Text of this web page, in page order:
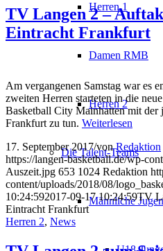
Herren 1
Damen RMB
Herren 2
Die Talent-Teams
Männliche
TV Langen 2 –
Eintracht Frankfurt
Am vergangenen Samstag war es
zweiten Herren starteten in die
Basketball City Mainhatten mit der
Frankfurt zu tun. Weiterlesen
17. September 2017/vonRedaktion
https://langen-basketball.de/wp-
Auszeit.jpg 653 1024 Redaktion
content/uploads/2018/08/
10:24:592017-09-17 10:24:59TV
Eintracht Frankfurt
Herren 2, News